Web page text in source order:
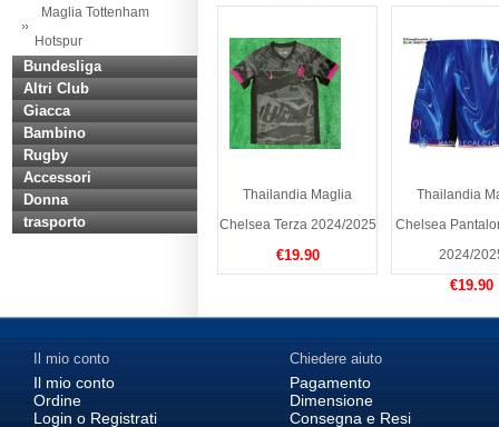
Maglia Tottenham
Hotspur
Bundesliga
Altri Club
Giacca
Bambino
Rugby
Accessori
Donna
trasporto
Thailandia Maglia
Chelsea Terza 2024/2025
€19.90
Thailandia
Chelsea
2024/
€19.90
Il mio conto
Il mio conto
Ordine
Login o Registrati
Chiedere aiuto
Pagamento
Dimensione
Consegna e Resi